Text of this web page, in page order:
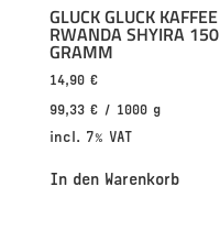
GLUCK GLUCK KAFFEE
RWANDA SHYIRA 150
GRAMM
14,90 €
99,33 €/ 1000 g
incl. 7% VAT
In den Warenkorb